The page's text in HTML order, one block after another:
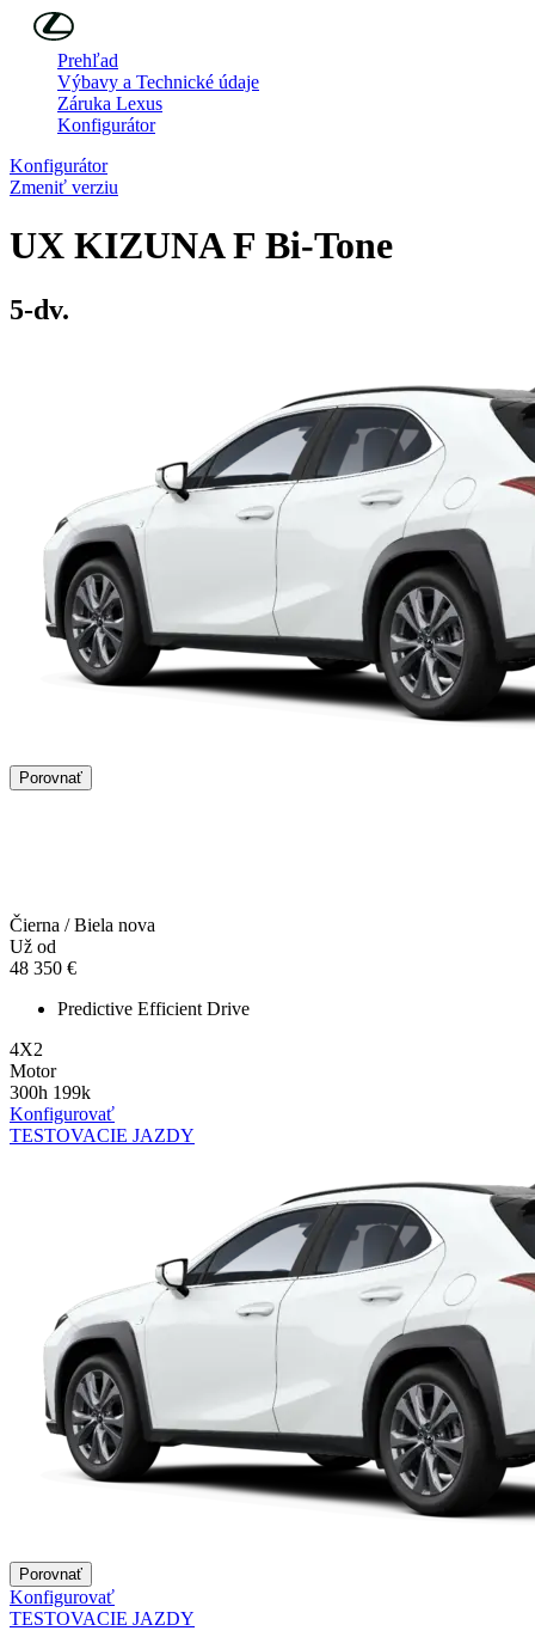
Skip to Main Content
Prehľad
Výbavy a Technické údaje
Záruka Lexus
Konfigurátor
Konfigurátor
Zmeniť verziu
UX KIZUNA F Bi-Tone
5-dv.
Porovnať
Čierna / Biela nova
Už od
48 350 €
Predictive Efficient Drive
4X2
Motor
300h 199k
Konfigurovať
TESTOVACIE JAZDY
Porovnať
Konfigurovať
TESTOVACIE JAZDY